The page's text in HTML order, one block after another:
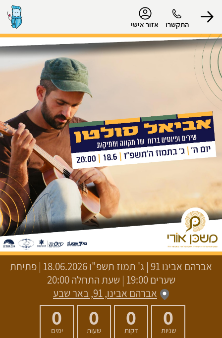
התקשרו אזור אישי
הפרופיל שלי
התנתק
אברהם אבינו 91 | ג' תמוז תשפ"ו
18.06.2026 | פתיחת
שערים 19:00 | שעת התחלה 20:00
אברהם אבינו, 91, באר שבע
0
שניות
0
דקות
0
שעות
0
ימים